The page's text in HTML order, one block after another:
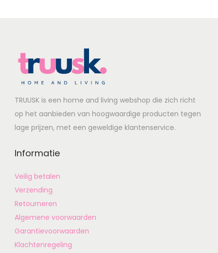
TRUUSK is een home and living webshop die zich richt
op het aanbieden van hoogwaardige producten tegen
lage prijzen, met een geweldige klantenservice.
Informatie
Veilig betalen
Verzending
Retourneren
Algemene voorwaarden
Garantievoorwaarden
Klachtenregeling